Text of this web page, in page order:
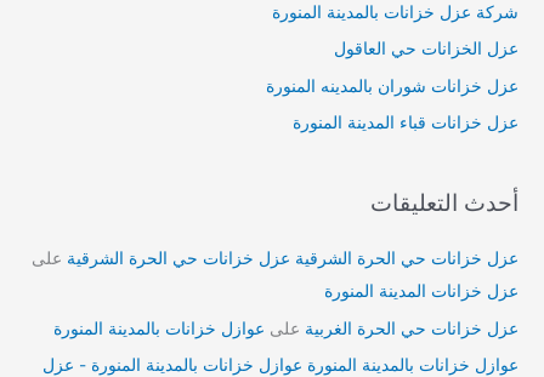
شركة عزل خزانات بالمدينة المنورة
عزل الخزانات حي العاقول
عزل خزانات شوران بالمدينه المنورة
عزل خزانات قباء المدينة المنورة
أحدث التعليقات
عزل خزانات حي الحرة الشرقية عزل خزانات حي الحرة الشرقية على
عزل خزانات المدينة المنورة
عزل خزانات حي الحرة الغربية على عوازل خزانات بالمدينة المنورة
عوازل خزانات بالمدينة المنورة عوازل خزانات بالمدينة المنورة - عزل